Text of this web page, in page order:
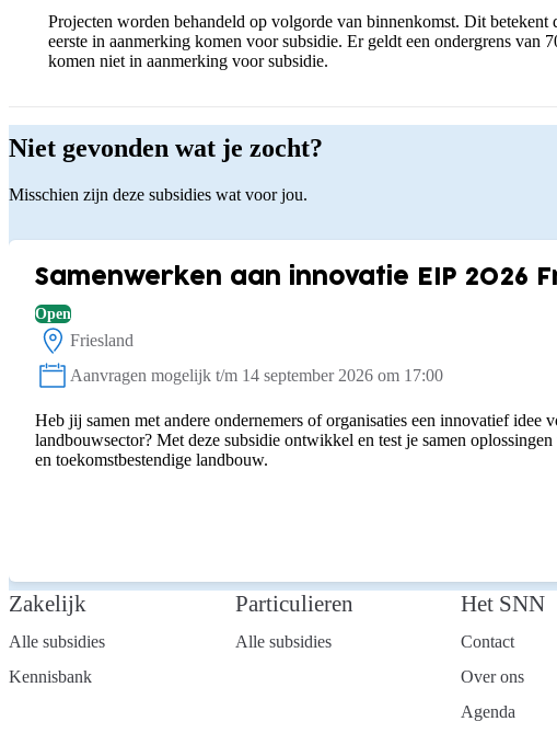
Projecten worden behandeld op volgorde van binnenkomst. Dit betekent
eerste in aanmerking komen voor subsidie. Er geldt een ondergrens van
komen niet in aanmerking voor subsidie.
Niet gevonden wat je zocht?
Misschien zijn deze subsidies wat voor jou.
Samenwerken aan innovatie EIP 2026
Open
Locatie:
Friesland
Status:
Aanvragen mogelijk t/m 14 september 2026 om 17:00
Heb jij samen met andere ondernemers of organisaties een innovatief idee
landbouwsector? Met deze subsidie ontwikkel en test je samen
en toekomstbestendige landbouw.
Zakelijk
Alle subsidies
Kennisbank
Particulieren
Alle subsidies
Het SNN
Contact
Over ons
Agenda